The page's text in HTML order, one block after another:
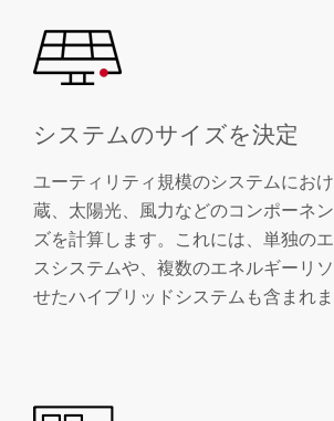
システムのサイズを決定
ユーティリティ規模のシステムにお
蔵、太陽光、風力などのコンポーネ
ズを計算します。これには、単独の
スシステムや、複数のエネルギーリ
せたハイブリッドシステムも含まれま